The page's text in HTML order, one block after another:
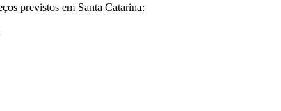
previstos em Santa Catarina: